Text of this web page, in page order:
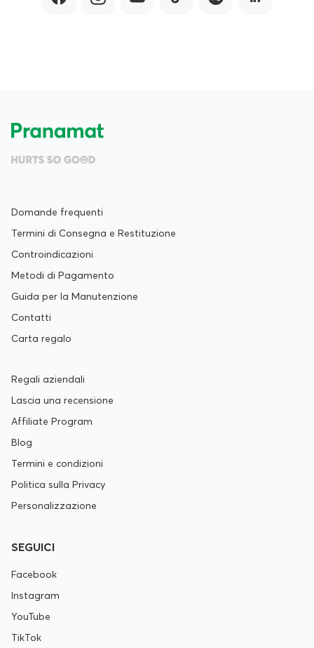
Domande frequenti
Termini di Consegna e Restituzione
Controindicazioni
Metodi di Pagamento
Guida per la Manutenzione
Contatti
Carta regalo
Regali aziendali
Lascia una recensione
Affiliate Program
Blog
Termini e condizioni
Politica sulla Privacy
Personalizzazione
SEGUICI
Facebook
Instagram
YouTube
TikTok